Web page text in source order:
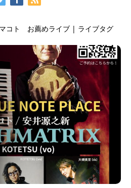
コト お薦めライブ | ライブタグ